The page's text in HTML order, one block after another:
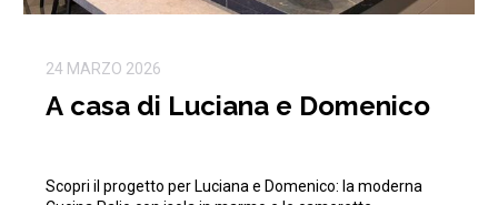
24 MARZO 2026
A casa di Luciana e Domenico
Scopri il progetto per Luciana e Domenico: la moderna